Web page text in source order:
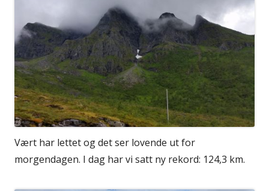
Vært har lettet og det ser lovende ut for
morgendagen. I dag har vi satt ny rekord: 124,3 km.